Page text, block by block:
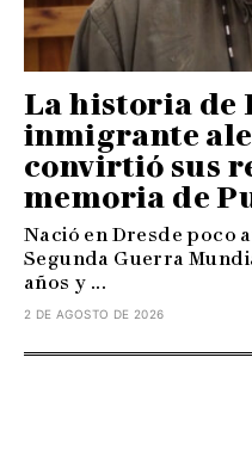
La historia de
inmigrante
convirtió sus
memoria de
Nació en Dresde poco
Segunda Guerra
años y ...
2 DE AGOSTO DE 2026